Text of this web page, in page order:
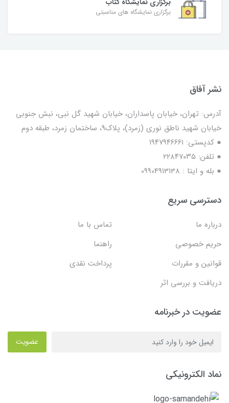
برگزاری نمایشگاه های مناسبتی
نشر آفاق
آدرس: تهران، خیابان پاسداران، خیابان شهید گل نبی، نبش جنوبی
خیابان شهید ناطق نوری (زمرد)، پلاک9، ساختمان زمرد، طبقه دوم
● کدپستی: ۱۹۴۷۹۴۶۶۶۱
● تلفن: ٢٢٨۴٧۰۳۵
● بله و ایتا : 09904913138
دسترسی سریع
درباره ما
تماس با ما
حریم خصوصی
راهنما
قوانین و مقررات
پرداخت نقدی
دریافت و بررسی اثر
عضویت در خبرنامه
عضویت
نماد الکترونیکی